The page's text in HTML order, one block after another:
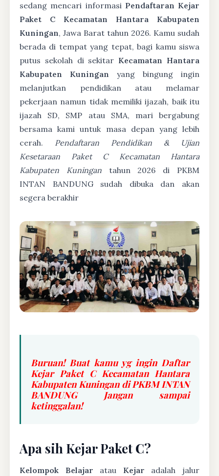
sedang mencari informasi Pendaftaran Kejar
Paket C Kecamatan Hantara Kabupaten
Kuningan, Jawa Barat tahun 2026. Kamu sudah
berada di tempat yang tepat, bagi kamu siswa
putus sekolah di sekitar Kecamatan Hantara
Kabupaten Kuningan yang bingung ingin
melanjutkan pendidikan atau melamar
pekerjaan namun tidak memiliki ijazah, baik itu
ijazah SD, SMP atau SMA, mari bergabung
bersama kami untuk masa depan yang lebih
cerah. Pendaftaran Pendidikan & Ujian
Kesetaraan Paket C Kecamatan Hantara
Kabupaten Kuningantahun 2026 di PKBM
INTAN BANDUNG sudah dibuka dan akan
segera berakhir
Buruan! Buat kamu yg ingin Daftar
Kejar Paket C Kecamatan Hantara
Kabupaten Kuningan di PKBM INTAN
BANDUNG Jangan sampai
ketinggalan!
Apa sih Kejar Paket C?
Kelompok Belajar atau Kejar adalah jalur